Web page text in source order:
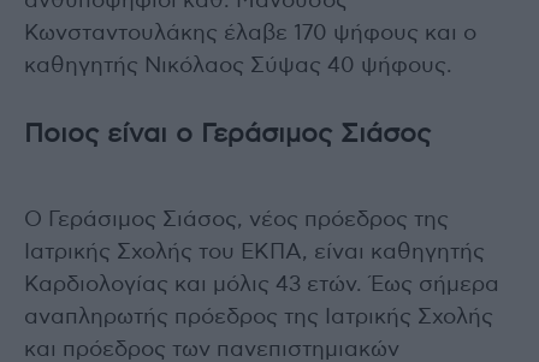
Κωνσταντουλάκης έλαβε 170 ψήφους και ο
καθηγητής Νικόλαος Σύψας 40 ψήφους.
Ποιος είναι ο Γεράσιμος Σιάσος
Ο Γεράσιμος Σιάσος, νέος πρόεδρος της
Ιατρικής Σχολής του ΕΚΠΑ, είναι καθηγητής
Καρδιολογίας και μόλις 43 ετών. Έως σήμερα
αναπληρωτής πρόεδρος της Ιατρικής Σχολής
και πρόεδρος των πανεπιστημιακών